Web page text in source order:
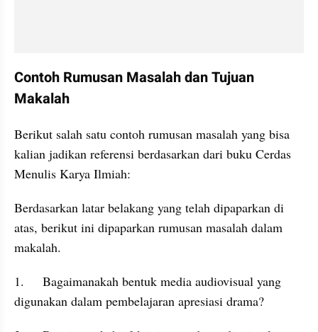
Contoh Rumusan Masalah dan Tujuan
Makalah
Berikut salah satu contoh rumusan masalah yang bisa
kalian jadikan referensi berdasarkan dari buku Cerdas
Menulis Karya Ilmiah:
Berdasarkan latar belakang yang telah dipaparkan di
atas, berikut ini dipaparkan rumusan masalah dalam
makalah.
1.	Bagaimanakah bentuk media audiovisual yang
digunakan dalam pembelajaran apresiasi drama?